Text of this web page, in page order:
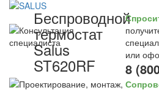
Беспроводной
термостат
Salus
ST620RF
или
8